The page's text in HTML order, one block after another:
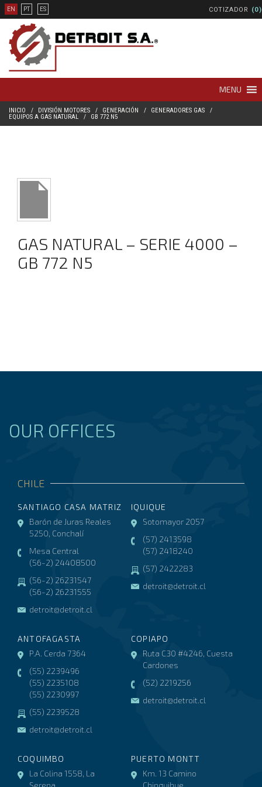
COTIZADOR (0)
EN PT ES
MENU
INICIO DIVISIÓN MOTORES GENERACIÓN
GENERADORES GAS
EQUIPOS A GAS NATURAL
GB 772 N5
GAS NATURAL – SERIE 4000 –
GB 772 N5
OUR OFFICES
CHILE
SANTIAGO CASA MATRIZ
Barón de Juras Reales
5250, Conchalí
Mesa Central
(56-2) 24408500
(56-2) 26231547
(56-2) 26231555
detroit@detroit.cl
IQUIQUE
Sotomayor 2057
(57) 2413598
(57) 2418240
(57) 2422283
detroit@detroit.cl
ANTOFAGASTA
P.A. Cerda 7364
(55) 2239496
(55) 2235108
(55) 2230997
(55) 2239528
detroit@detroit.cl
COPIAPO
Ruta C30 #4246, Cuesta
Cardones
(52) 2219256
detroit@detroit.cl
COQUIMBO
La Colina 1558, La
Serena
PUERTO MONTT
Km. 13 Camino
Chinquihue